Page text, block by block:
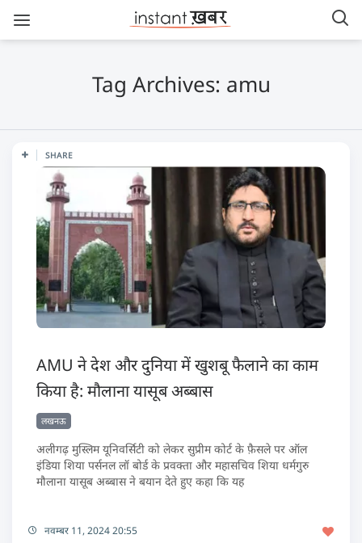
Tag Archives: amu
SHARE
AMU ने देश और दुनिया में खुशबू फैलाने का काम
किया है: मौलाना यासूब अब्बास
लखनऊ
अलीगढ़ मुस्लिम यूनिवर्सिटी को लेकर सुप्रीम कोर्ट के फ़ैसले पर ऑल
इंडिया शिया पर्सनल लॉ बोर्ड के प्रवक्ता और महासचिव शिया धर्मगुरु
मौलाना यासूब अब्बास ने बयान देते हुए कहा कि यह
नवम्बर 11, 2024 20:55